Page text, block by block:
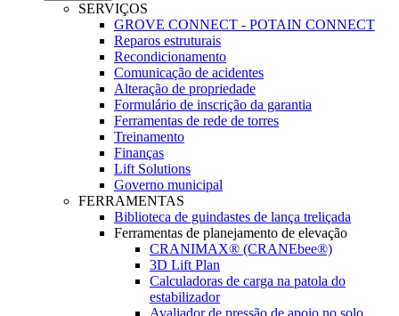
SERVIÇOS
GROVE CONNECT - POTAIN CONNECT
Reparos estruturais
Recondicionamento
Comunicação de acidentes
Alteração de propriedade
Formulário de inscrição da garantia
Ferramentas de rede de torres
Treinamento
Finanças
Lift Solutions
Governo municipal
FERRAMENTAS
Biblioteca de guindastes de lança treliçada
Ferramentas de planejamento de elevação
CRANIMAX® (CRANEbee®)
3D Lift Plan
Calculadoras de carga na patola do
estabilizador
Avaliador de pressão de apoio no solo